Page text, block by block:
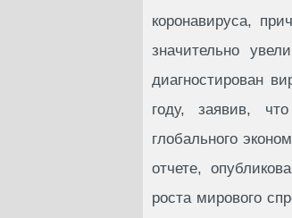
коронавируса,
значительно
диагностирован
году, заявив,
глобального
отчете,
роста мирового